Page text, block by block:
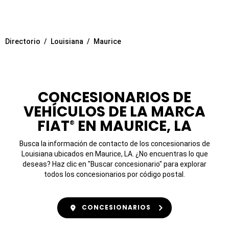
Directorio Louisiana Maurice
CONCESIONARIOS DE
VEHÍCULOS DE LA MARCA
FIAT® EN MAURICE, LA
Busca la información de contacto de los concesionarios de
Louisiana ubicados en Maurice, LA. ¿No encuentras lo que
deseas? Haz clic en "Buscar concesionario" para explorar
todos los concesionarios por código postal.
CONCESIONARIOS